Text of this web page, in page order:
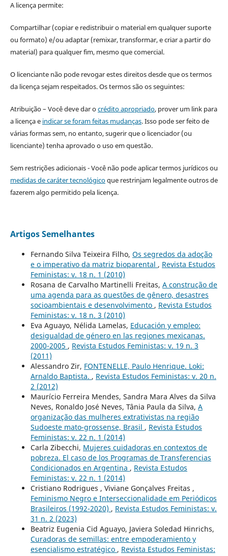
A licença permite:
Compartilhar (copiar e redistribuir o material em qualquer suporte
ou formato) e/ou adaptar (remixar, transformar, e criar a partir do
material) para qualquer fim, mesmo que comercial.
O licenciante não pode revogar estes direitos desde que os termos
da licença sejam respeitados. Os termos são os seguintes:
Atribuição – Você deve dar ocrédito apropriado, prover um link para
a licença e indicar se foram feitas mudanças. Isso pode ser feito de
várias formas sem, no entanto, sugerir que o licenciador (ou
licenciante) tenha aprovado o uso em questão.
Sem restrições adicionais - Você não pode aplicar termos jurídicos ou
medidas de caráter tecnológicoque restrinjam legalmente outros de
fazerem algo permitido pela licença.
Artigos Semelhantes
Fernando Silva Teixeira Filho, Os segredos da adoção
e o imperativo da matriz bioparental , Revista Estudos
Feministas: v. 18 n. 1 (2010)
Rosana de Carvalho Martinelli Freitas, A construção de
uma agenda para as questões de gênero, desastres
socioambientais e desenvolvimento , Revista Estudos
Feministas: v. 18 n. 3 (2010)
Eva Aguayo, Nélida Lamelas, Educación y empleo:
desigualdad de género en las regiones mexicanas.
2000-2005 , Revista Estudos Feministas: v. 19 n. 3
(2011)
Alessandro Zir, FONTENELLE, Paulo Henrique. Loki:
Arnaldo Baptista. , Revista Estudos Feministas: v. 20 n.
2 (2012)
Maurício Ferreira Mendes, Sandra Mara Alves da Silva
Neves, Ronaldo José Neves, Tânia Paula da Silva, A
organização das mulheres extrativistas na região
Sudoeste mato-grossense, Brasil , Revista Estudos
Feministas: v. 22 n. 1 (2014)
Carla Zibecchi, Mujeres cuidadoras en contextos de
pobreza. El caso de los Programas de Transferencias
Condicionados en Argentina , Revista Estudos
Feministas: v. 22 n. 1 (2014)
Cristiano Rodrigues , Viviane Gonçalves Freitas ,
Feminismo Negro e Interseccionalidade em Periódicos
Brasileiros (1992-2020) , Revista Estudos Feministas: v.
31 n. 2 (2023)
Beatriz Eugenia Cid Aguayo, Javiera Soledad Hinrichs,
Curadoras de semillas: entre empoderamiento y
esencialismo estratégico , Revista Estudos Feministas: